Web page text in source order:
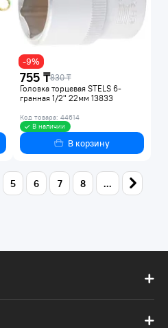
755 ₸830 ₸
-9%
Головка торцевая STELS 6-
гранная 1/2" 22мм 13833
Код товара: 44614
В наличии
В корзину
5 6 7 8 ...